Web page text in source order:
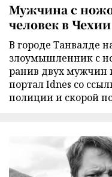
Мужчина с
человек в Чехии
В городе Танвалде
злоумышленник с
ранив двух мужчин
портал Idnes со
полиции и скорой